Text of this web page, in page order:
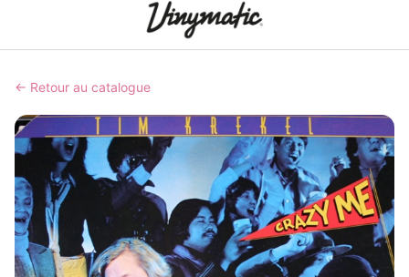
← Retour au catalogue